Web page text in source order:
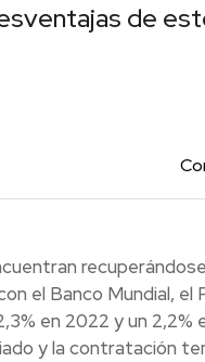
de
el Banco Mundial, el
en 2022 y un 2,2%
y la contratación